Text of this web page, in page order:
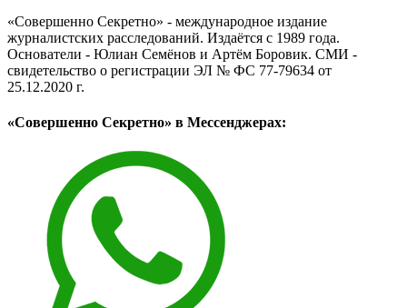
«Совершенно Секретно» - международное издание
журналистских расследований. Издаётся с 1989 года.
Основатели - Юлиан Семёнов и Артём Боровик. CМИ -
свидетельство о регистрации ЭЛ № ФС 77-79634 от
25.12.2020 г.
«Совершенно Секретно» в Мессенджерах: